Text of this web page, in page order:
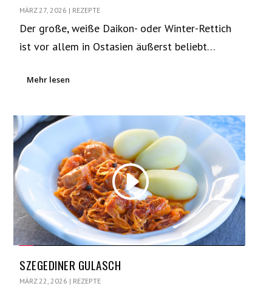
MÄRZ 27, 2026 | REZEPTE
Der große, weiße Daikon- oder Winter-Rettich
ist vor allem in Ostasien äußerst beliebt…
Mehr lesen
SZEGEDINER GULASCH
MÄRZ 22, 2026 | REZEPTE